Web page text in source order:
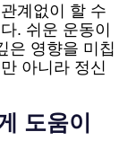
계없이 할 수
. 쉬운 운동이
은 영향을 미칩
아니라 정신
도움이